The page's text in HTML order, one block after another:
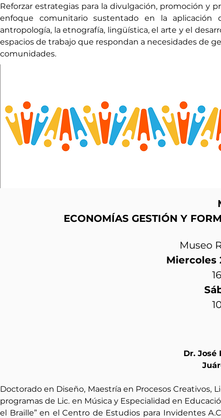
Reforzar estrategias para la divulgación, promoción y
enfoque comunitario sustentado en la aplicación
antropología, la etnografía, lingüística, el arte y el
espacios de trabajo que respondan a necesidades de
comunidades.
ECONOMÍAS GESTIÓN Y
Museo
Miercoles
Dr. José
Doctorado en Diseño, Maestría en Procesos Creativos,
programas de Lic. en Música y Especialidad en
el Braille” en el Centro de Estudios para Invidentes